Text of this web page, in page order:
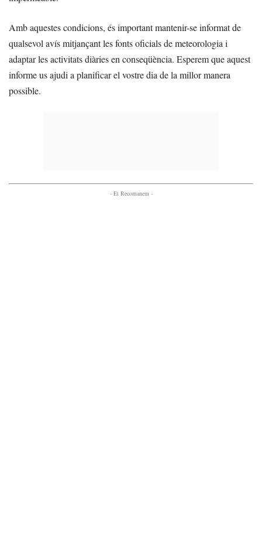
Amb aquestes condicions, és important mantenir-se informat de
qualsevol avís mitjançant les fonts oficials de meteorologia i
adaptar les activitats diàries en conseqüència. Esperem que aquest
informe us ajudi a planificar el vostre dia de la millor manera
possible.
- Et Recomanem -